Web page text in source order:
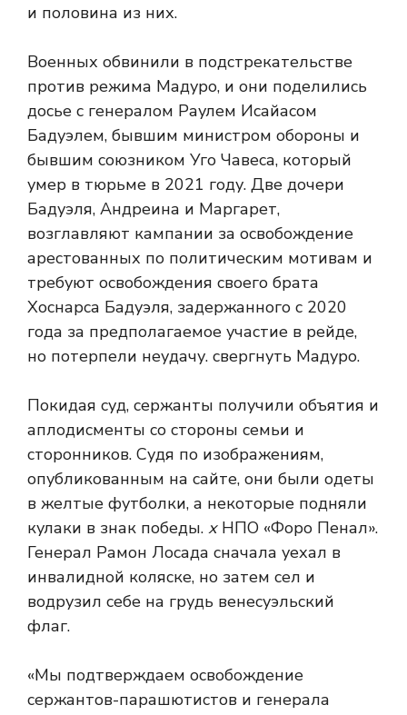
и половина из них.
Военных обвинили в подстрекательстве
против режима Мадуро, и они поделились
досье с генералом Раулем Исайасом
Бадуэлем, бывшим министром обороны и
бывшим союзником Уго Чавеса, который
умер в тюрьме в 2021 году. Две дочери
Бадуэля, Андреина и Маргарет,
возглавляют кампании за освобождение
арестованных по политическим мотивам и
требуют освобождения своего брата
Хоснарса Бадуэля, задержанного с 2020
года за предполагаемое участие в рейде,
но потерпели неудачу. свергнуть Мадуро.
Покидая суд, сержанты получили объятия и
аплодисменты со стороны семьи и
сторонников. Судя по изображениям,
опубликованным на сайте, они были одеты
в желтые футболки, а некоторые подняли
кулаки в знак победы. хНПО «Форо Пенал».
Генерал Рамон Лосада сначала уехал в
инвалидной коляске, но затем сел и
водрузил себе на грудь венесуэльский
флаг.
«Мы подтверждаем освобождение
сержантов-парашютистов и генерала